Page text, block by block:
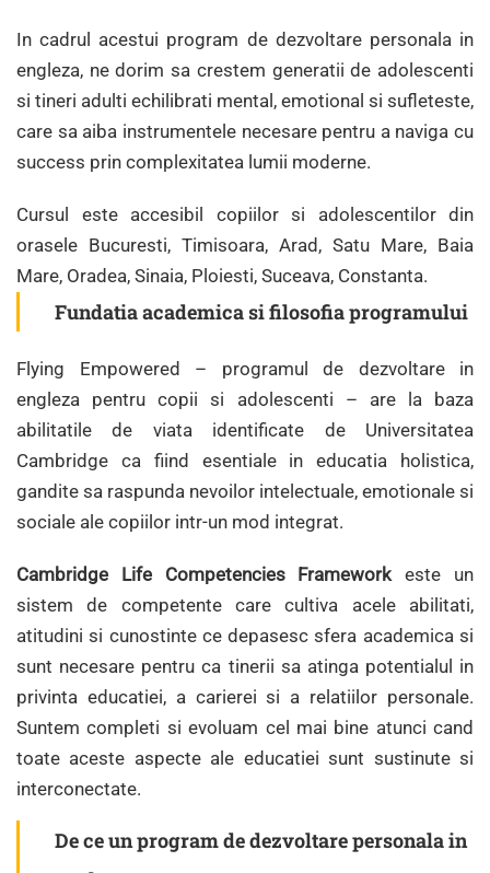
In cadrul acestui program de dezvoltare personala in
engleza, ne dorim sa crestem generatii de adolescenti
si tineri adulti echilibrati mental, emotional si sufleteste,
care sa aiba instrumentele necesare pentru a naviga cu
success prin complexitatea lumii moderne.
Cursul este accesibil copiilor si adolescentilor din
orasele Bucuresti, Timisoara, Arad, Satu Mare, Baia
Mare, Oradea, Sinaia, Ploiesti, Suceava, Constanta.
Fundatia academica si filosofia programului
Flying Empowered – programul de dezvoltare in
engleza pentru copii si adolescenti – are la baza
abilitatile de viata identificate de Universitatea
Cambridge ca fiind esentiale in educatia holistica,
gandite sa raspunda nevoilor intelectuale, emotionale si
sociale ale copiilor intr-un mod integrat.
Cambridge Life Competencies Frameworkeste un
sistem de competente care cultiva acele abilitati,
atitudini si cunostinte ce depasesc sfera academica si
sunt necesare pentru ca tinerii sa atinga potentialul in
privinta educatiei, a carierei si a relatiilor personale.
Suntem completi si evoluam cel mai bine atunci cand
toate aceste aspecte ale educatiei sunt sustinute si
interconectate.
De ce un program de dezvoltare personala in